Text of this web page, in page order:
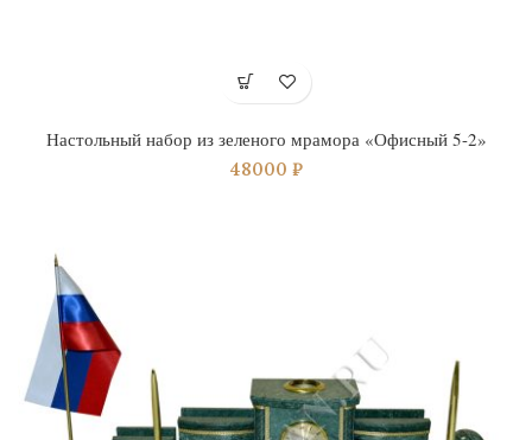
Настольный набор из зеленого мрамора «Офисный 5-2»
48000 ₽